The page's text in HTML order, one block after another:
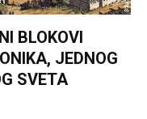
BLOKOVI
JEDNOG
SVETA